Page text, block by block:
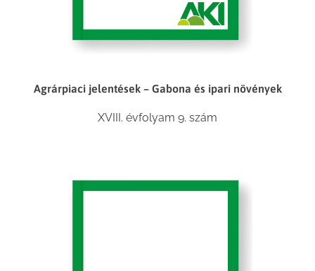
Agrárpiaci jelentések – Gabona és ipari növények
XVIII. évfolyam 9. szám